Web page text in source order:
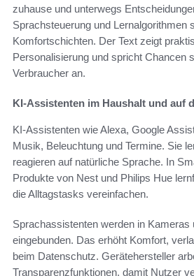
zuhause und unterwegs
Sprachsteuerung und Lernalgorithmen
Komfortschichten. Der Text zeigt
Personalisierung und spricht Chancen
Verbraucher an.
KI-Assistenten im Haushalt und auf
KI-Assistenten wie Alexa, Google
Musik, Beleuchtung und Termine. Sie
reagieren auf natürliche Sprache. In
Produkte von Nest und Philips Hue
die Alltagstasks vereinfachen.
Sprachassistenten werden in
eingebunden. Das erhöht Komfort,
beim Datenschutz. Gerätehersteller
Transparenzfunktionen, damit Nutzer